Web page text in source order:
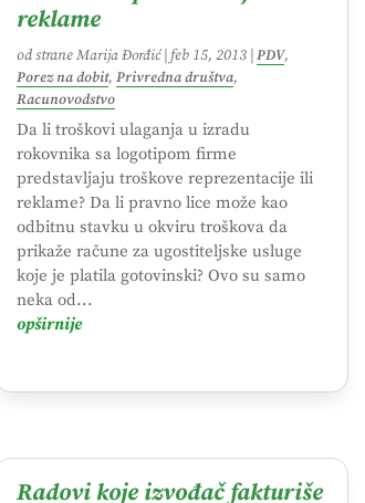
reklame
od straneMarija Đorđić| feb 15, 2013| PDV,
Porez na dobit, Privredna društva,
Racunovodstvo
Da li troškovi ulaganja u izradu
rokovnika sa logotipom firme
predstavljaju troškove reprezentacije ili
reklame? Da li pravno lice može kao
odbitnu stavku u okviru troškova da
prikaže račune za ugostiteljske usluge
koje je platila gotovinski? Ovo su samo
neka od...
opširnije
Radovi koje izvođač fakturiše